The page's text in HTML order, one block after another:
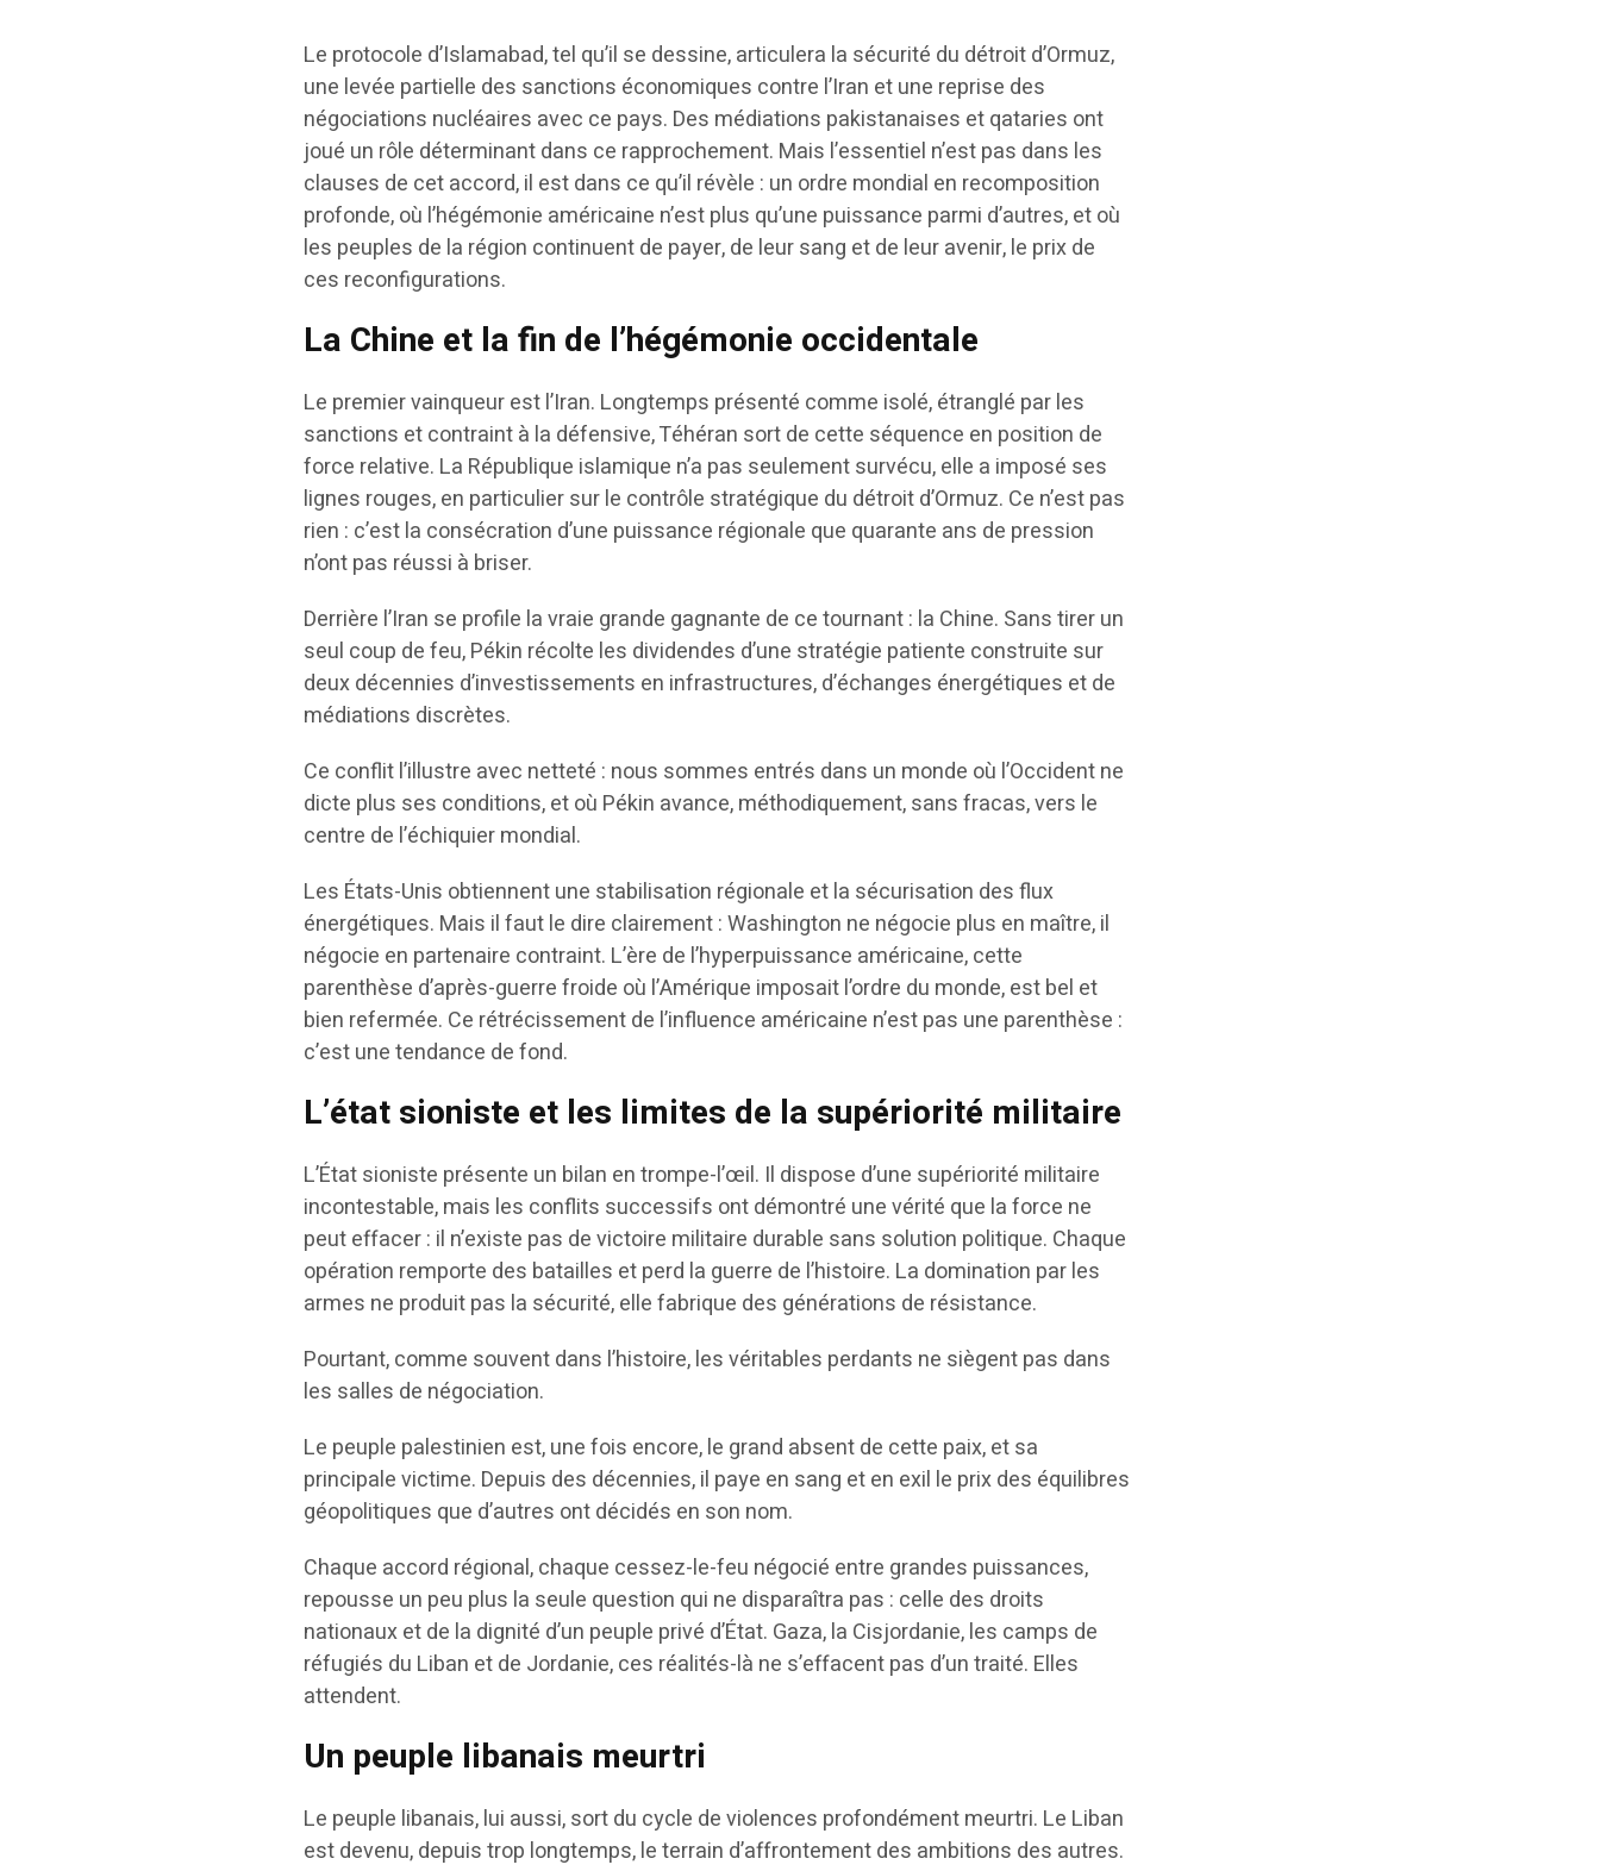
Le protocole d’Islamabad, tel qu’il se dessine, articulera la sécurité du détroit d’Ormuz,
une levée partielle des sanctions économiques contre l’Iran et une reprise des
négociations nucléaires avec ce pays. Des médiations pakistanaises et qataries ont
joué un rôle déterminant dans ce rapprochement. Mais l’essentiel n’est pas dans les
clauses de cet accord, il est dans ce qu’il révèle : un ordre mondial en recomposition
profonde, où l’hégémonie américaine n’est plus qu’une puissance parmi d’autres, et où
les peuples de la région continuent de payer, de leur sang et de leur avenir, le prix de
ces reconfigurations.
La Chine et la fin de l’hégémonie occidentale
Le premier vainqueur est l’Iran. Longtemps présenté comme isolé, étranglé par les
sanctions et contraint à la défensive, Téhéran sort de cette séquence en position de
force relative. La République islamique n’a pas seulement survécu, elle a imposé ses
lignes rouges, en particulier sur le contrôle stratégique du détroit d’Ormuz. Ce n’est pas
rien : c’est la consécration d’une puissance régionale que quarante ans de pression
n’ont pas réussi à briser.
Derrière l’Iran se profile la vraie grande gagnante de ce tournant : la Chine. Sans tirer un
seul coup de feu, Pékin récolte les dividendes d’une stratégie patiente construite sur
deux décennies d’investissements en infrastructures, d’échanges énergétiques et de
médiations discrètes.
Ce conflit l’illustre avec netteté : nous sommes entrés dans un monde où l’Occident ne
dicte plus ses conditions, et où Pékin avance, méthodiquement, sans fracas, vers le
centre de l’échiquier mondial.
Les États-Unis obtiennent une stabilisation régionale et la sécurisation des flux
énergétiques. Mais il faut le dire clairement : Washington ne négocie plus en maître, il
négocie en partenaire contraint. L’ère de l’hyperpuissance américaine, cette
parenthèse d’après-guerre froide où l’Amérique imposait l’ordre du monde, est bel et
bien refermée. Ce rétrécissement de l’influence américaine n’est pas une parenthèse :
c’est une tendance de fond.
L’état sioniste et les limites de la supériorité militaire
L’État sioniste présente un bilan en trompe-l’œil. Il dispose d’une supériorité militaire
incontestable, mais les conflits successifs ont démontré une vérité que la force ne
peut effacer : il n’existe pas de victoire militaire durable sans solution politique. Chaque
opération remporte des batailles et perd la guerre de l’histoire. La domination par les
armes ne produit pas la sécurité, elle fabrique des générations de résistance.
Pourtant, comme souvent dans l’histoire, les véritables perdants ne siègent pas dans
les salles de négociation.
Le peuple palestinien est, une fois encore, le grand absent de cette paix, et sa
principale victime. Depuis des décennies, il paye en sang et en exil le prix des équilibres
géopolitiques que d’autres ont décidés en son nom.
Chaque accord régional, chaque cessez-le-feu négocié entre grandes puissances,
repousse un peu plus la seule question qui ne disparaîtra pas : celle des droits
nationaux et de la dignité d’un peuple privé d’État. Gaza, la Cisjordanie, les camps de
réfugiés du Liban et de Jordanie, ces réalités-là ne s’effacent pas d’un traité. Elles
attendent.
Un peuple libanais meurtri
Le peuple libanais, lui aussi, sort du cycle de violences profondément meurtri. Le Liban
est devenu, depuis trop longtemps, le terrain d’affrontement des ambitions des autres.